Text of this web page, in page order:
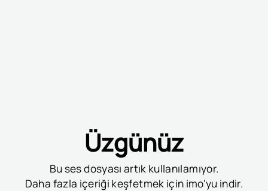
Üzgünüz
Bu ses dosyası artık kullanılamıyor.
Daha fazla içeriği keşfetmek için imo'yu indir.